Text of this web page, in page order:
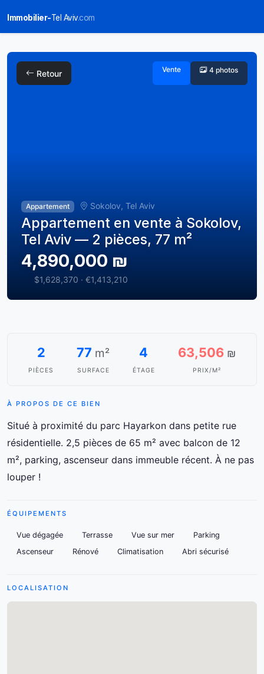
Immobilier-Tel Aviv.com
Retour Vente 4 photos
Appartement Sokolov, Tel Aviv
Appartement en vente à Sokolov,
Tel Aviv — 2 pièces, 77 m²
4,890,000 ₪
$1,628,370 · €1,413,210
2
PIÈCES
77 m²
SURFACE
4
ÉTAGE
63,506₪
PRIX/M²
À PROPOS DE CE BIEN
Situé à proximité du parc Hayarkon dans petite rue
résidentielle. 2,5 pièces de 65 m² avec balcon de 12
m², parking, ascenseur dans immeuble récent. À ne pas
louper !
ÉQUIPEMENTS
Vue dégagée Terrasse Vue sur mer
Parking
Ascenseur
Rénové Climatisation Abri sécurisé
LOCALISATION